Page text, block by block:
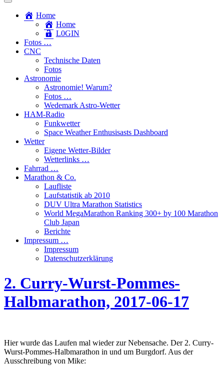
Toggle
search
field
Home
Home
L​0​​GIN
Fotos …
CNC
Technische Daten
Fotos
Astronomie
Astronomie! Warum?
Fotos …
Wedemark Astro-Wetter
HAM-Radio
Funkwetter
Space Weather Enthusisasts Dashboard
Wetter
Eigene Wetter-Bilder
Wetterlinks …
Fahrrad …
Marathon & Co.
Laufliste
Laufstatistik ab 2010
DUV Ultra Marathon Statistics
World MegaMarathon Ranking 300+ by 100 Marathon
Club Japan
Berichte
Impressum …
Impressum
Datenschutzerklärung
2. Curry-Wurst-Pommes-
Halbmarathon, 2017-06-17
Hier wurde das Laufen mal wieder zur Nebensache. Der 2. Curry-
Wurst-Pommes-Halbmarathon in und um Burgdorf. Aus der
Ausschreibung von Mike: